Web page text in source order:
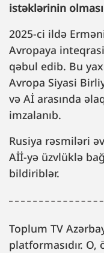
istəklərinin
2025-ci ildə
Avropaya
qəbul edib. Bu
Avropa Siyasi
və Aİ arasında
imzalanıb.
Rusiya rəsmiləri
Aİİ-yə üzvlüklə
bildiriblər.
Toplum TV
platformasıdır.